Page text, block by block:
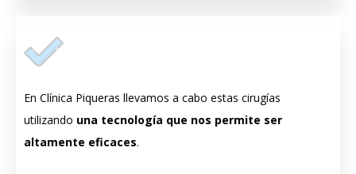
En Clínica Piqueras llevamos a cabo estas cirugías
utilizando una tecnología que nos permite ser
altamente eficaces.